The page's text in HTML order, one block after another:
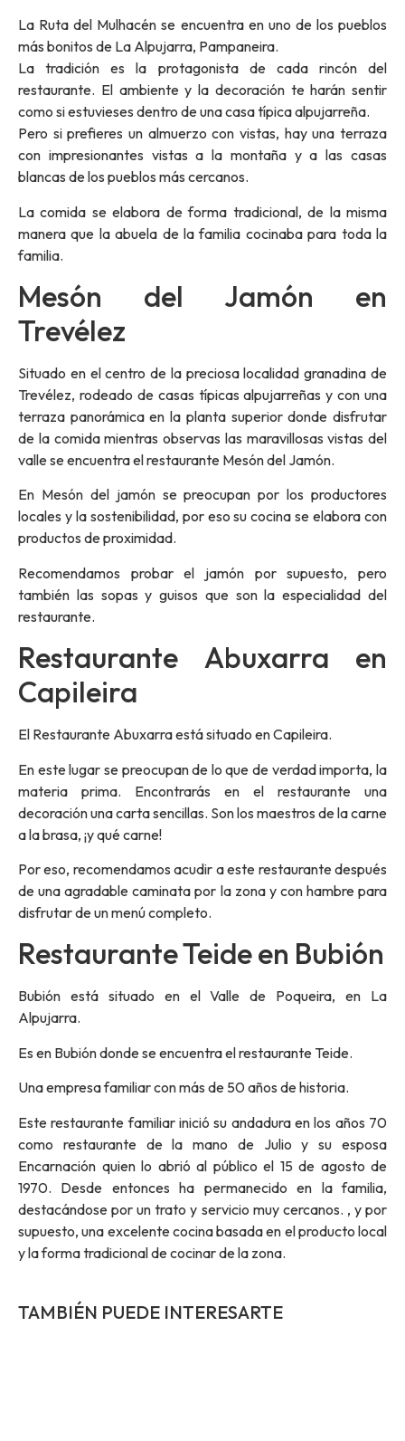
La Ruta del Mulhacén se encuentra en uno de los pueblos
más bonitos de La Alpujarra, Pampaneira.
La tradición es la protagonista de cada rincón del
restaurante. El ambiente y la decoración te harán sentir
como si estuvieses dentro de una casa típica alpujarreña.
Pero si prefieres un almuerzo con vistas, hay una terraza
con impresionantes vistas a la montaña y a las casas
blancas de los pueblos más cercanos.
La comida se elabora de forma tradicional, de la misma
manera que la abuela de la familia cocinaba para toda la
familia.
Mesón del Jamón en
Trevélez
Situado en el centro de la preciosa localidad granadina de
Trevélez, rodeado de casas típicas alpujarreñas y con una
terraza panorámica en la planta superior donde disfrutar
de la comida mientras observas las maravillosas vistas del
valle se encuentra el restaurante Mesón del Jamón.
En Mesón del jamón se preocupan por los productores
locales y la sostenibilidad, por eso su cocina se elabora con
productos de proximidad.
Recomendamos probar el jamón por supuesto, pero
también las sopas y guisos que son la especialidad del
restaurante.
Restaurante Abuxarra en
Capileira
El Restaurante Abuxarra está situado en Capileira.
En este lugar se preocupan de lo que de verdad importa, la
materia prima. Encontrarás en el restaurante una
decoración una carta sencillas. Son los maestros de la carne
a la brasa, ¡y qué carne!
Por eso, recomendamos acudir a este restaurante después
de una agradable caminata por la zona y con hambre para
disfrutar de un menú completo.
Restaurante Teide en Bubión
Bubión está situado en elValle de Poqueira, en La
Alpujarra.
Es en Bubión donde se encuentra el restaurante Teide.
Una empresa familiar con más de 50 años de historia.
Este restaurante familiar inició su andadura en los años 70
como restaurante de la mano de Julio y su esposa
Encarnación quien lo abrió al público el 15 de agosto de
1970. Desde entonces ha permanecido en la familia,
destacándose por un trato y servicio muy cercanos. , y por
supuesto, una excelente cocina basada en el producto local
y la forma tradicional de cocinar de la zona.
TAMBIÉN PUEDE INTERESARTE